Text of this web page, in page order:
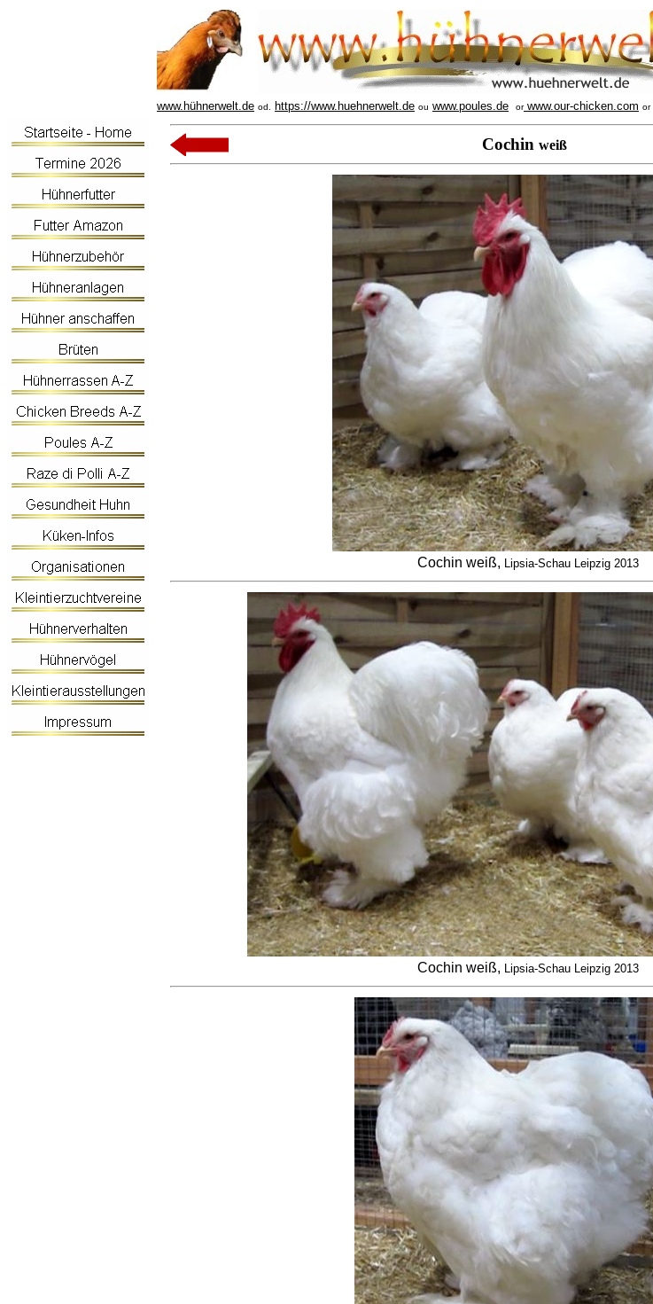
www.hühnerwelt.de od. https://www.huehnerwelt.de ou www.poules.de orwww.our-chicken.com or
Cochin weiß
Cochin weiß, Lipsia-Schau Leipzig 2013
Cochin weiß, Lipsia-Schau Leipzig 2013